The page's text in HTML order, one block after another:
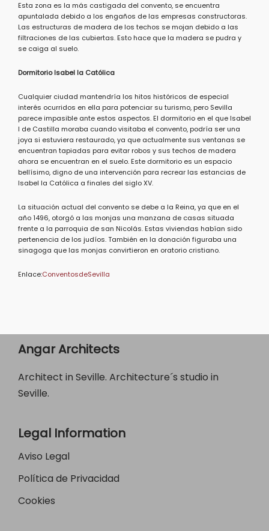
Esta zona es la más castigada del convento, se encuentra
apuntalada debido a los engaños de las empresas constructoras.
Las estructuras de madera de los techos se mojan debido a las
filtraciones de las cubiertas. Esto hace que la madera se pudra y
se caiga al suelo.
Dormitorio Isabel la Católica
Cualquier ciudad mantendría los hitos históricos de especial
interés ocurridos en ella para potenciar su turismo, pero Sevilla
parece impasible ante estos aspectos. El dormitorio en el que Isabel
I de Castilla moraba cuando visitaba el convento, podría ser una
joya si estuviera restaurado, ya que actualmente sus ventanas se
encuentran tapiadas para evitar robos y sus techos de madera
ahora se encuentran en el suelo. Este dormitorio es un espacio
bellísimo, digno de una intervención para recrear las estancias de
Isabel la Católica a finales del siglo XV.
La situación actual del convento se debe a la Reina, ya que en el
año 1496, otorgó a las monjas una manzana de casas situada
frente a la parroquia de san Nicolás. Estas viviendas habían sido
pertenencia de los judíos. También en la donación figuraba una
sinagoga que las monjas convirtieron en oratorio cristiano.
Enlace:ConventosdeSevilla
Angar Architects
Architect in Seville. Architecture´s studio in
Seville.
Legal Information
Aviso Legal
Política de Privacidad
Cookies